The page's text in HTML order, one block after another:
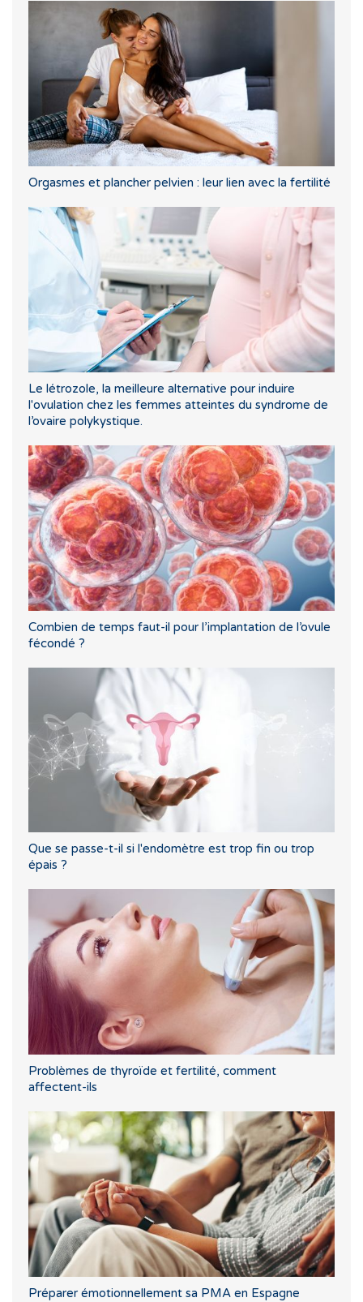
Orgasmes et plancher pelvien : leur lien avec la fertilité
Le létrozole, la meilleure alternative pour induire
l'ovulation chez les femmes atteintes du syndrome de
l’ovaire polykystique.
Combien de temps faut-il pour l’implantation de l’ovule
fécondé ?
Que se passe-t-il si l'endomètre est trop fin ou trop
épais ?
Problèmes de thyroïde et fertilité, comment
affectent-ils
Préparer émotionnellement sa PMA en Espagne